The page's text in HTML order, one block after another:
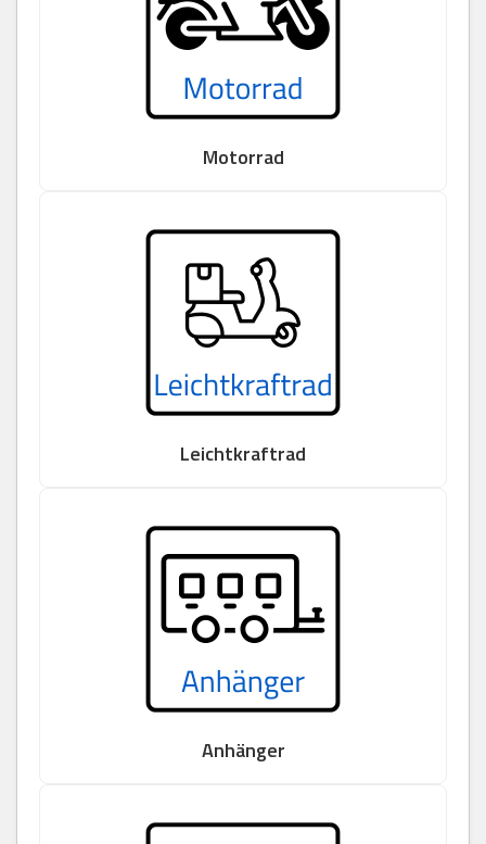
Motorrad
Leichtkraftrad
Anhänger